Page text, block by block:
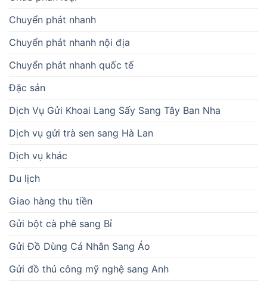
Chuyển phát nhanh
Chuyển phát nhanh nội địa
Chuyển phát nhanh quốc tế
Đặc sản
Dịch Vụ Gửi Khoai Lang Sấy Sang Tây Ban Nha
Dịch vụ gửi trà sen sang Hà Lan
Dịch vụ khác
Du lịch
Giao hàng thu tiền
Gửi bột cà phê sang Bỉ
Gửi Đồ Dùng Cá Nhân Sang Áo
Gửi đồ thủ công mỹ nghệ sang Anh